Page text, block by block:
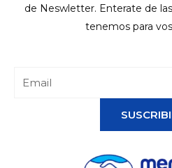
de Neswletter. Enterate de
tenemos para